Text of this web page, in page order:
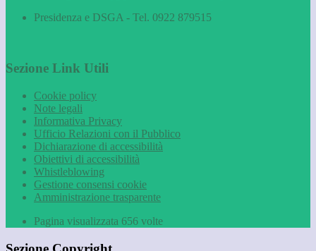
Presidenza e DSGA - Tel. 0922 879515
Sezione Link Utili
Cookie policy
Note legali
Informativa Privacy
Ufficio Relazioni con il Pubblico
Dichiarazione di accessibilità
Obiettivi di accessibilità
Whistleblowing
Gestione consensi cookie
Amministrazione trasparente
Pagina visualizzata 656 volte